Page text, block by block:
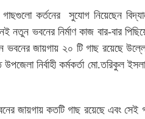
কর্তনের সুযোগ নিয়েছেন
ভবনের নির্মাণ কাজ বার-বার
ভবনের জায়গায় ২০ টি গাছ রয়েছে
নির্বাহী কর্মকর্তা মো.তরিকুল
জায়গায় কতটি গাছ রয়েছে এবং